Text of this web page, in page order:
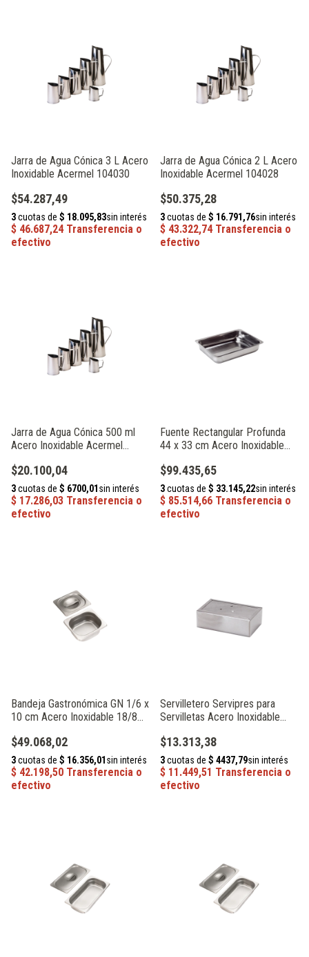
Jarra de Agua Cónica 3 L Acero
Inoxidable Acermel 104030
$54.287,49
Jarra de Agua Cónica 2 L Acero
Inoxidable Acermel 104028
$50.375,28
Jarra de Agua Cónica 500 ml
Acero Inoxidable Acermel
$20.100,04
Fuente Rectangular Profunda
44 x 33 cm Acero Inoxidable
$99.435,65
Bandeja Gastronómica GN 1/6 x
10 cm Acero Inoxidable 18/8
$49.068,02
Servilletero Servipres para
Servilletas Acero Inoxidable
$13.313,38